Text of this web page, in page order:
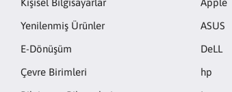
Kişisel Bilgisayarlar
Yenilenmiş Ürünler
E-Dönüşüm
Çevre Birimleri
Apple
ASUS
DeLL
hp